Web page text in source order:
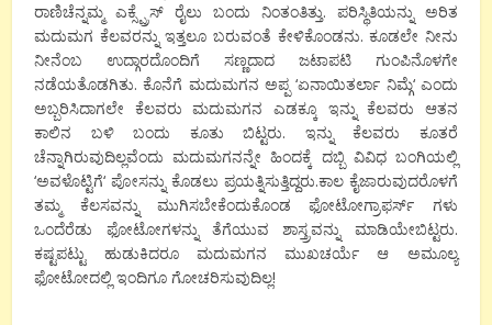
ರಾಣಿಚೆನ್ನಮ್ಮ ಎಕ್ಸ್ಪ್ರೆಸ್ ರೈಲು ಬಂದು ನಿಂತಂತಿತ್ತು. ಪರಿಸ್ಥಿತಿಯನ್ನು ಅರಿತ
ಮದುಮಗ ಕೆಲವರನ್ನು ಇತ್ತಲೂ ಬರುವಂತೆ ಕೇಳಿಕೊಂಡನು. ಕೂಡಲೇ ನೀನು
ನೀನೆಂಬ ಉದ್ಗಾರದೊಂದಿಗೆ ಸಣ್ಣದಾದ ಜಟಾಪಟಿ ಗುಂಪಿನೊಳಗೇ
ನಡೆಯತೊಡಗಿತು. ಕೊನೆಗೆ ಮದುಮಗನ ಅಪ್ಪ‘ಏನಾಯಿತರ್ಲಾ ನಿಮ್ಗೆ‘ ಎಂದು
ಅಬ್ಬರಿಸಿದಾಗಲೇ ಕೆಲವರು ಮದುಮಗನ ಎಡಕ್ಕೂ ಇನ್ನು ಕೆಲವರು ಆತನ
ಕಾಲಿನ ಬಳಿ ಬಂದು ಕೂತು ಬಿಟ್ಟರು. ಇನ್ನು ಕೆಲವರು ಕೂತರೆ
ಚೆನ್ನಾಗಿರುವುದಿಲ್ಲವೆಂದು ಮದುಮಗನನ್ನೇ ಹಿಂದಕ್ಕೆ ದಬ್ಬಿ ವಿವಿಧ ಬಂಗಿಯಲ್ಲಿ
‘ಅವಳೊಟ್ಟಿಗೆ‘ಪೋಸನ್ನು ಕೊಡಲು ಪ್ರಯತ್ನಿಸುತ್ತಿದ್ದರು.ಕಾಲ ಕೈಜಾರುವುದರೊಳಗೆ
ತಮ್ಮ ಕೆಲಸವನ್ನು ಮುಗಿಸಬೇಕೆಂದುಕೊಂಡ ಫೋಟೋಗ್ರಾಫರ್ಸ್ ಗಳು
ಒಂದೆರೆಡು ಫೋಟೋಗಳನ್ನು ತೆಗೆಯುವ ಶಾಸ್ತ್ರವನ್ನು ಮಾಡಿಯೇಬಿಟ್ಟರು.
ಕಷ್ಟಪಟ್ಟು ಹುಡುಕಿದರೂ ಮದುಮಗನ ಮುಖಚರ್ಯೆ ಆ ಅಮೂಲ್ಯ
ಫೋಟೋದಲ್ಲಿ ಇಂದಿಗೂ ಗೋಚರಿಸುವುದಿಲ್ಲ!